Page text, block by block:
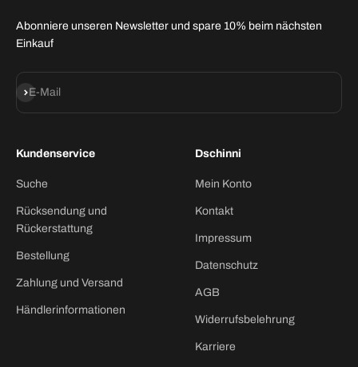
Abonniere unseren Newsletter und spare 10% beim nächsten
Einkauf
E-Mail
Abonnieren
Kundenservice
Suche
Rücksendung und
Rückerstattung
Bestellung
Zahlung und Versand
Händlerinformationen
Dschinni
Mein Konto
Kontakt
Impressum
Datenschutz
AGB
Widerrufsbelehrung
Karriere